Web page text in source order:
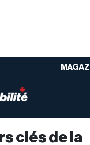
clés de la